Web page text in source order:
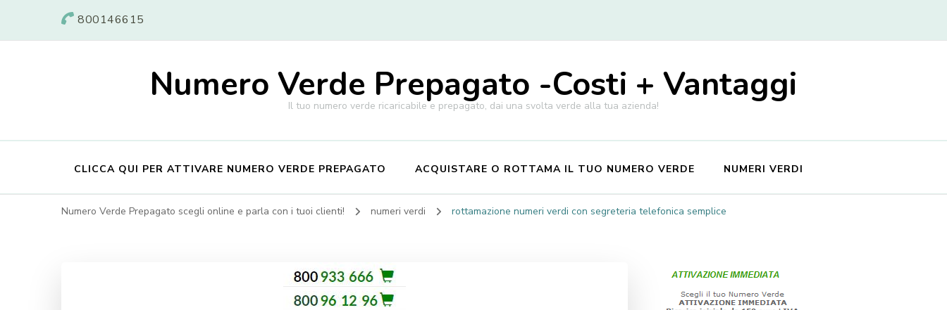
800146615
Numero Verde Prepagato -Costi + Vantaggi
Il tuo numero verde ricaricabile e prepagato, dai una svolta verde alla tua azienda!
CLICCA QUI PER ATTIVARE NUMERO VERDE PREPAGATO ACQUISTARE O ROTTAMA IL TUO NUMERO VERDE NUMERI VERDI
Numero Verde Prepagato scegli online e parla con i tuoi clienti! numeri verdi rottamazione numeri verdi con segreteria telefonica semplice